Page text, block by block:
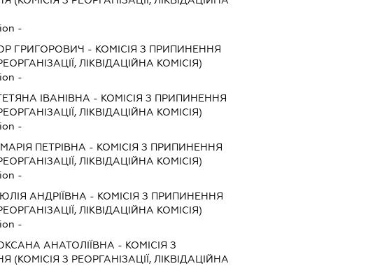
-
ГРИГОРОВИЧ - КОМІСІЯ З ПРИПИНЕННЯ
ЛІКВІДАЦІЙНА КОМІСІЯ)
-
ІВАНІВНА - КОМІСІЯ З ПРИПИНЕННЯ
ЛІКВІДАЦІЙНА КОМІСІЯ)
-
ПЕТРІВНА - КОМІСІЯ З ПРИПИНЕННЯ
ЛІКВІДАЦІЙНА КОМІСІЯ)
-
АНДРІЇВНА - КОМІСІЯ З ПРИПИНЕННЯ
ЛІКВІДАЦІЙНА КОМІСІЯ)
-
АНАТОЛІЇВНА - КОМІСІЯ З
(КОМІСІЯ З РЕОРГАНІЗАЦІЇ, ЛІКВІДАЦІЙНА